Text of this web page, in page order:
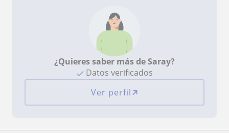
¿Quieres saber más de Saray?
Datos verificados
Ver perfil